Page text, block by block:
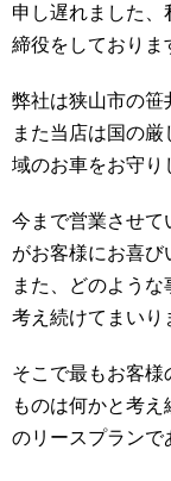
申し遅れました
締役をしており
弊社は狭山市の笹
また当店は国の
域のお車をお守り
今まで営業させて
がお客様にお喜び
また、どのよう
考え続けてまいり
そこで最もお客様
ものは何かと考
のリースプランで